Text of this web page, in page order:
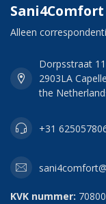
Alleen
Dorpsstraat
2903LA
the
+31
KVK nummer: